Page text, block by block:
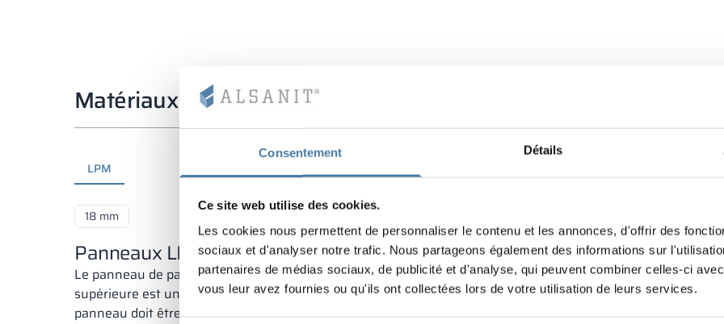
Consentement Détails
Ce site web utilise des cookies.
Les cookies nous permettent de personnaliser le contenu et les annonces, d'offrir des
sociaux et d'analyser notre trafic. Nous partageons également des informations sur
partenaires de médias sociaux, de publicité et d'analyse, qui peuvent combiner celles-ci
vous leur avez fournies ou qu'ils ont collectées lors de votre utilisation de leurs services.
Matériaux et couleurs
LPM
18 mm
Panneaux LPW :
Le panneau de particules stratifié LPW est composé de copeaux de bois compressés à haute température et
supérieure est un revêtement décoratif en mélamine dans une riche palette de couleurs. Les panneaux
panneau doit être protégé par des profilés ou un placage.